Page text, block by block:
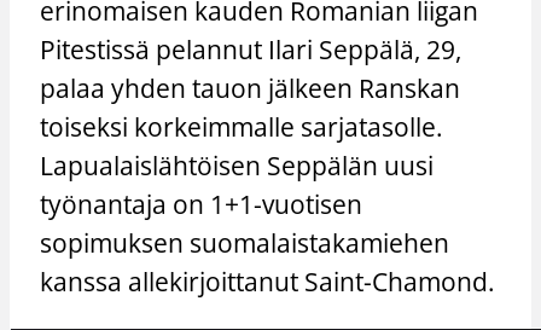
erinomaisen kauden Romanian liigan
Pitestissä pelannut Ilari Seppälä, 29,
palaa yhden tauon jälkeen Ranskan
toiseksi korkeimmalle sarjatasolle.
Lapualaislähtöisen Seppälän uusi
työnantaja on 1+1-vuotisen
sopimuksen suomalaistakamiehen
kanssa allekirjoittanut Saint-Chamond.